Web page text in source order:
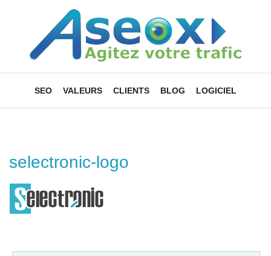
SEO VALEURS CLIENTS BLOG LOGICIEL
selectronic-logo